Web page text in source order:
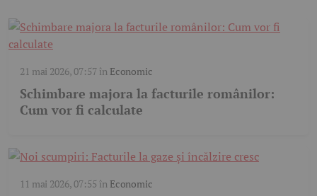
21 mai 2026, 07:57în Economic
Schimbare majora la facturile românilor:
Cum vor fi calculate
11 mai 2026, 07:55 în Economic